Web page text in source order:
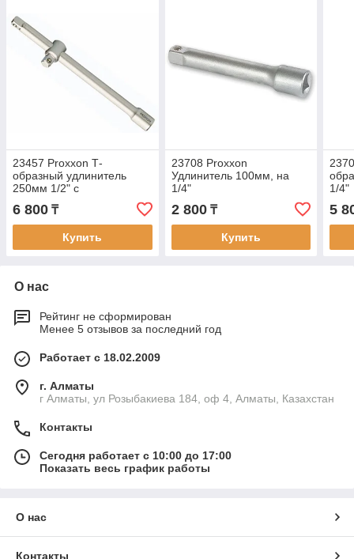
23457 Proxxon Т-
образный удлинитель
250мм 1/2" с
переходником с внешнего
квадрата 1/2" на
внутренний 3/8".
6 800 ₸
Купить
23708 Proxxon
Удлинитель 100мм, на
1/4"
2 800₸
Купить
1/4"
5
О нас
Рейтинг не сформирован
Менее 5 отзывов за последний год
Работает с 18.02.2009
г. Алматы
г Алматы, ул Розыбакиева 184, оф 4, Алматы, Казахстан
Контакты
Сегодня работает с 10:00 до 17:00
Показать весь график работы
О нас
Контакты